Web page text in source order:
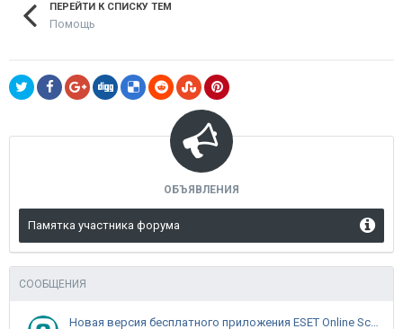
ПЕРЕЙТИ К СПИСКУ ТЕМ
Помощь
ОБЪЯВЛЕНИЯ
Памятка участника форума
СООБЩЕНИЯ
Новая версия бесплатного приложения ESET Online Scanner доступна пользователям